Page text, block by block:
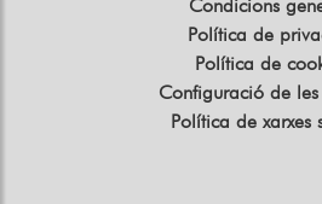
Condicions
Política de
Política de
Configuració de
Política de xarxes